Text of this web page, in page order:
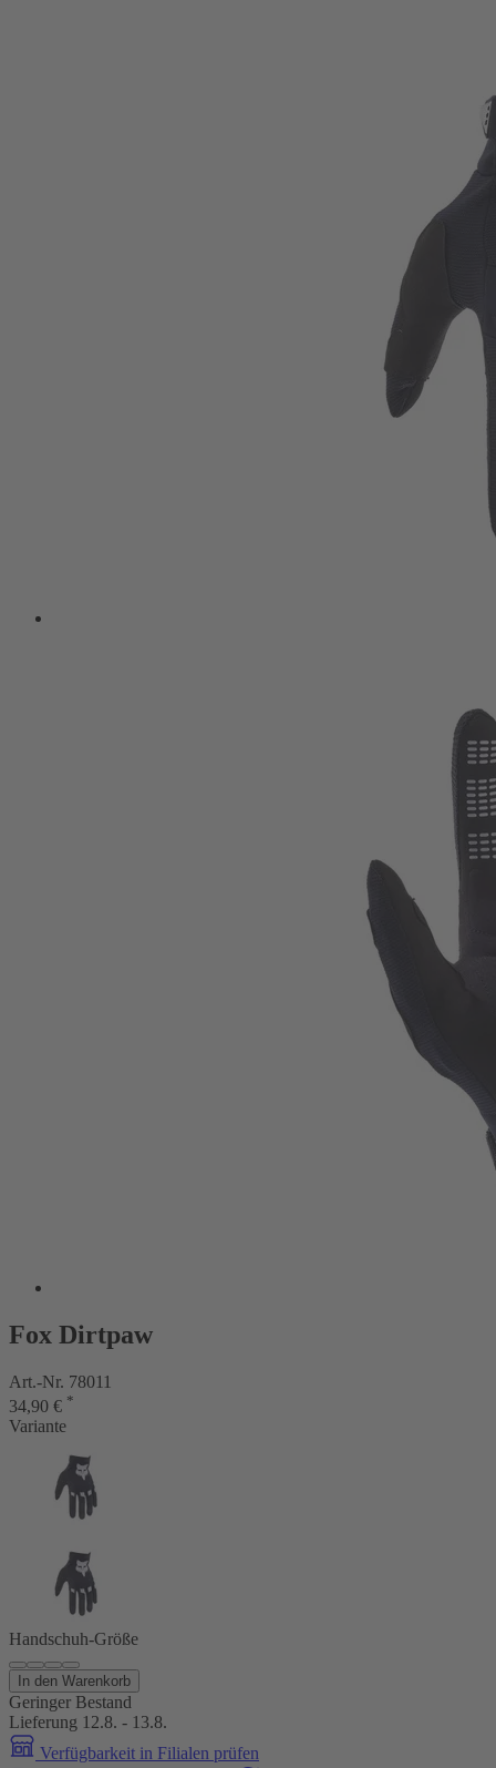
Fox Dirtpaw
Art.-Nr. 78011
34,90 € *
Variante
Handschuh-Größe
In den Warenkorb
Geringer Bestand
Lieferung 12.8. - 13.8.
Verfügbarkeit in Filialen prüfen